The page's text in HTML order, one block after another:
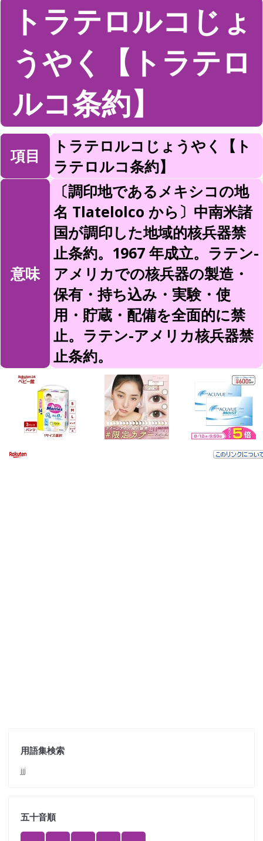
トラテロルコじょ
うやく【トラテロ
ルコ条約】
項目
トラテロルコじょうやく【ト
ラテロルコ条約】
意味
〔調印地であるメキシコの地
名 Tlatelolco から〕中南米諸
国が調印した地域的核兵器禁
止条約。1967 年成立。ラテン-
アメリカでの核兵器の製造・
保有・持ち込み・実験・使
用・貯蔵・配備を全面的に禁
止。ラテン-アメリカ核兵器禁
止条約。
用語集検索
jjj
五十音順